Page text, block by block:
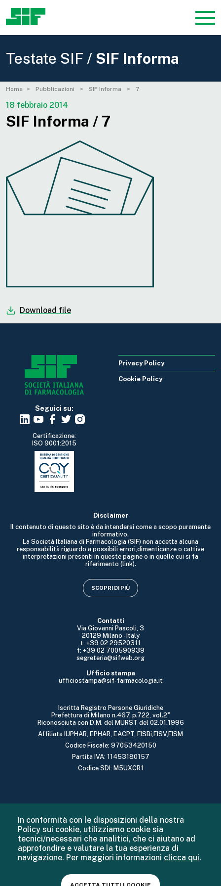
Testate SIF / SIF Informa
Home Pubblicazioni SIF Informa 7
18 febbraio 2014
SIF Informa / 7
Download file
Seguici su:
Certificazione:
ISO 9001:2015
Contatti
Via Giovanni Pascoli, 3
20129 Milano - Italy
t: +39 02 29520311
f: +39 02 700590939
segreteria@sifweb.org
Ufficio stampa
ufficiostampa@sif-farmacologia.it
Iscritta Registro Persone Giuridiche
Prefettura di Milano n.467, p.722, vol.2°
Riconosciuta con D.M. del MURST del 02.01.1996
Affiliata IUPHAR, EPHAR, EACPT, FISBi,FISV,FISM
Codice Fiscale: 97053420150
Partita IVA: 11453180157
Codice SDI: M5UXCR1
Disclaimer
Il contenuto di questo sito è da intendersi come a scopo puramente
informativo.
La Società Italiana di Farmacologia (SIF) non accetta alcuna
responsabilità riguardo a possibili errori,dimenticanze o cattive
interpretazioni presenti in queste pagine o in quelle cui si fa
riferimento (link).
SCOPRI DI PIÙ
Privacy Policy
Cookie Policy
In conformità con le disposizioni della nostra
Policy sui cookie, utilizziamo cookie sia
tecnici/necessari che analitici, che ci aiutano ad
approfondire e valutare la tua esperienza di
navigazione. Per maggiori informazioni clicca qui.